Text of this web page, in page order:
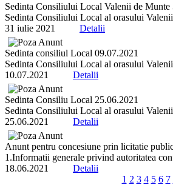
Sedinta Consiliului Local Valenii de Munte
Sedinta Consiliului Local al orasului
31 iulie 2021 Detalii
Sedinta consiliul Local 09.07.2021
Sedinta Consiliului Local al orasului
10.07.2021 Detalii
Sedinta Consiliu Local 25.06.2021
Sedinta Consiliului Local al orasului
25.06.2021 Detalii
Anunt pentru concesiune prin licitatie
1.Informatii generale privind autoritatea
18.06.2021 Detalii
1 2 3 4 5 6 7